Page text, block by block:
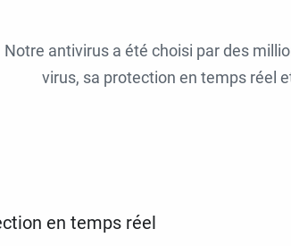
Notre antivirus a été choisi par des
virus, sa protection en temps réel
en temps réel